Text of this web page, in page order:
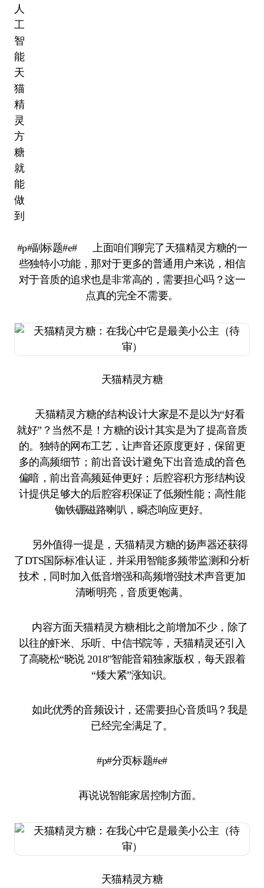
#p#副标题#e# 上面咱们聊完了天猫精灵方糖的一
些独特小功能，那对于更多的普通用户来说，相信
对于音质的追求也是非常高的，需要担心吗？这一
点真的完全不需要。
天猫精灵方糖
天猫精灵方糖的结构设计大家是不是以为“好看
就好”？当然不是！方糖的设计其实是为了提高音质
的。独特的网布工艺，让声音还原度更好，保留更
多的高频细节；前出音设计避免下出音造成的音色
偏暗，前出音高频延伸更好；后腔容积方形结构设
计提供足够大的后腔容积保证了低频性能；高性能
铷铁硼磁路喇叭，瞬态响应更好。
另外值得一提是，天猫精灵方糖的扬声器还获得
了DTS国际标准认证，并采用智能多频带监测和分析
技术，同时加入低音增强和高频增强技术声音更加
清晰明亮，音质更饱满。
内容方面天猫精灵方糖相比之前增加不少，除了
以往的虾米、乐听、中信书院等，天猫精灵还引入
了高晓松“晓说 2018”智能音箱独家版权，每天跟着
“矮大紧”涨知识。
如此优秀的音频设计，还需要担心音质吗？我是
已经完全满足了。
#p#分页标题#e#
再说说智能家居控制方面。
天猫精灵方糖